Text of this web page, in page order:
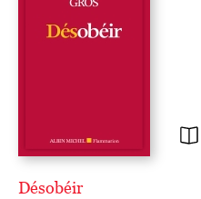
Désobéir